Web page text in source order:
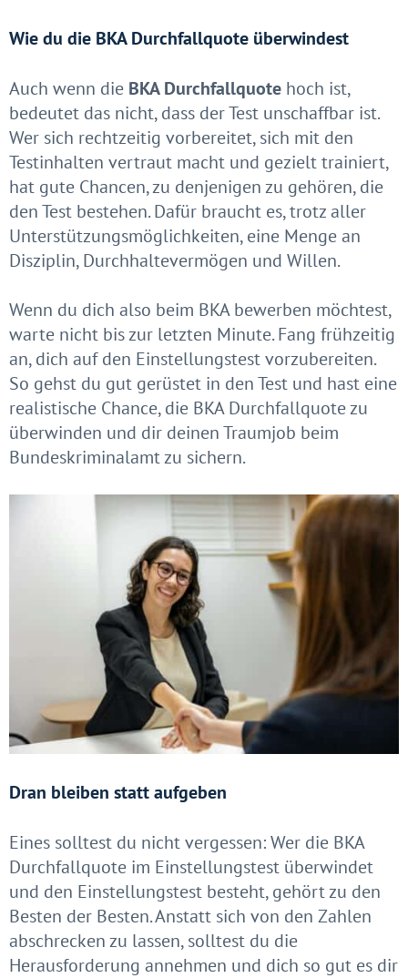
Wie du die BKA Durchfallquote überwindest
Auch wenn die BKA Durchfallquote hoch ist,
bedeutet das nicht, dass der Test unschaffbar ist.
Wer sich rechtzeitig vorbereitet, sich mit den
Testinhalten vertraut macht und gezielt trainiert,
hat gute Chancen, zu denjenigen zu gehören, die
den Test bestehen. Dafür braucht es, trotz aller
Unterstützungsmöglichkeiten, eine Menge an
Disziplin, Durchhaltevermögen und Willen.
Wenn du dich also beim BKA bewerben möchtest,
warte nicht bis zur letzten Minute. Fang frühzeitig
an, dich auf den Einstellungstest vorzubereiten.
So gehst du gut gerüstet in den Test und hast eine
realistische Chance, die BKA Durchfallquote zu
überwinden und dir deinen Traumjob beim
Bundeskriminalamt zu sichern.
Dran bleiben statt aufgeben
Eines solltest du nicht vergessen: Wer die BKA
Durchfallquote im Einstellungstest überwindet
und den Einstellungstest besteht, gehört zu den
Besten der Besten. Anstatt sich von den Zahlen
abschrecken zu lassen, solltest du die
Herausforderung annehmen und dich so gut es dir